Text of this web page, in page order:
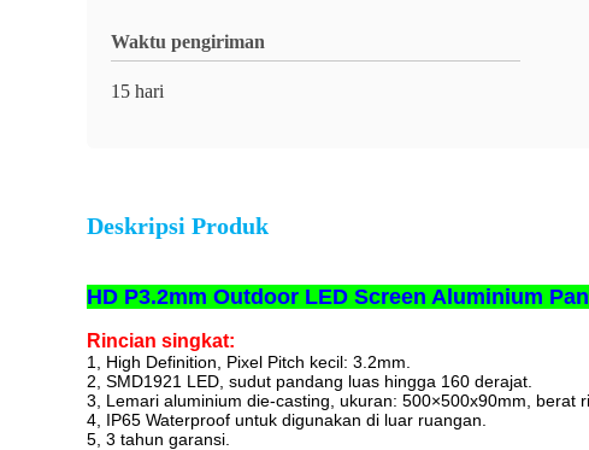
Waktu pengiriman
15 hari
Deskripsi Produk
HD P3.2mm Outdoor LED Screen Aluminium
Rincian singkat:
1, High Definition, Pixel Pitch kecil: 3.2mm.
2, SMD1921 LED, sudut pandang luas hingga 160 derajat.
3, Lemari aluminium die-casting, ukuran: 500×500x90mm, berat
4, IP65 Waterproof untuk digunakan di luar ruangan.
5, 3 tahun garansi.